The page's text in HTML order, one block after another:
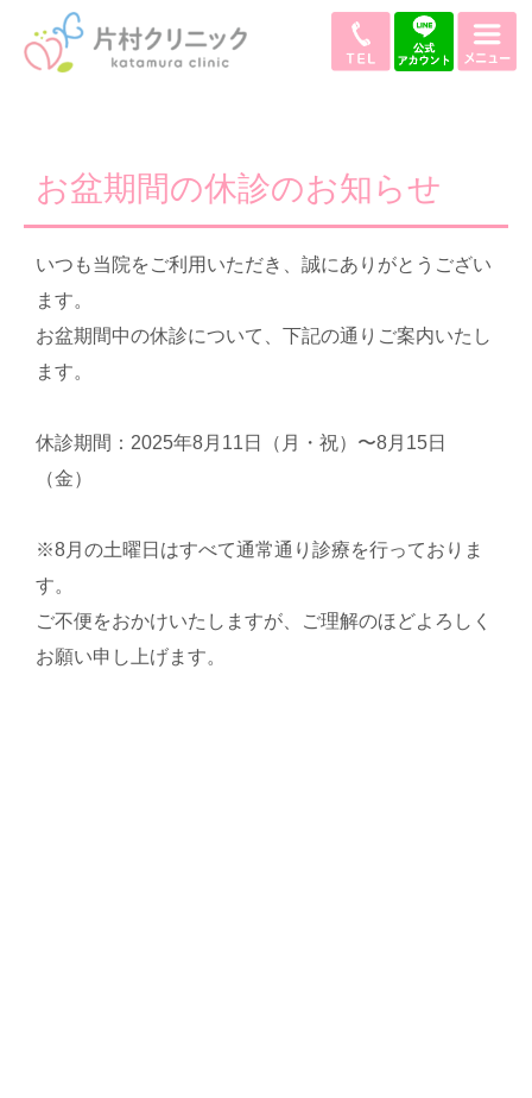
お盆期間の休診のお知らせ
いつも当院をご利用いただき、誠にありがとうござい
ます。
お盆期間中の休診について、下記の通りご案内いたし
ます。
休診期間：2025年8月11日（月・祝）〜8月15日
（金）
※8月の土曜日はすべて通常通り診療を行っておりま
す。
ご不便をおかけいたしますが、ご理解のほどよろしく
お願い申し上げます。